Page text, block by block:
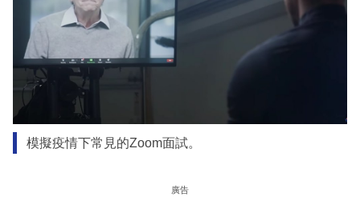
模擬疫情下常見的Zoom面試。
廣告